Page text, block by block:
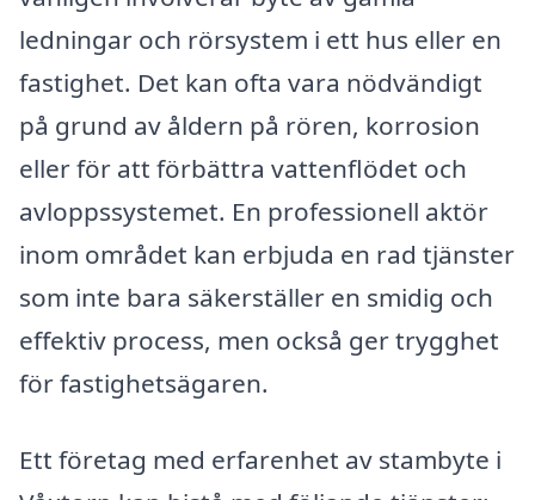
ledningar och rörsystem i ett hus eller en
fastighet. Det kan ofta vara nödvändigt
på grund av åldern på rören, korrosion
eller för att förbättra vattenflödet och
avloppssystemet. En professionell aktör
inom området kan erbjuda en rad tjänster
som inte bara säkerställer en smidig och
effektiv process, men också ger trygghet
för fastighetsägaren.
Ett företag med erfarenhet av stambyte i